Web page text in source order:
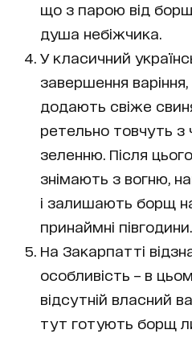
що з парою від
душа небіжчика.
У класичний
завершення
додають свіже
ретельно товчуть з
зеленню. Після
знімають з вогню,
і залишають борщ
принаймні півгодини.
На Закарпатті
особливість – в
відсутній власний
тут готують борщ